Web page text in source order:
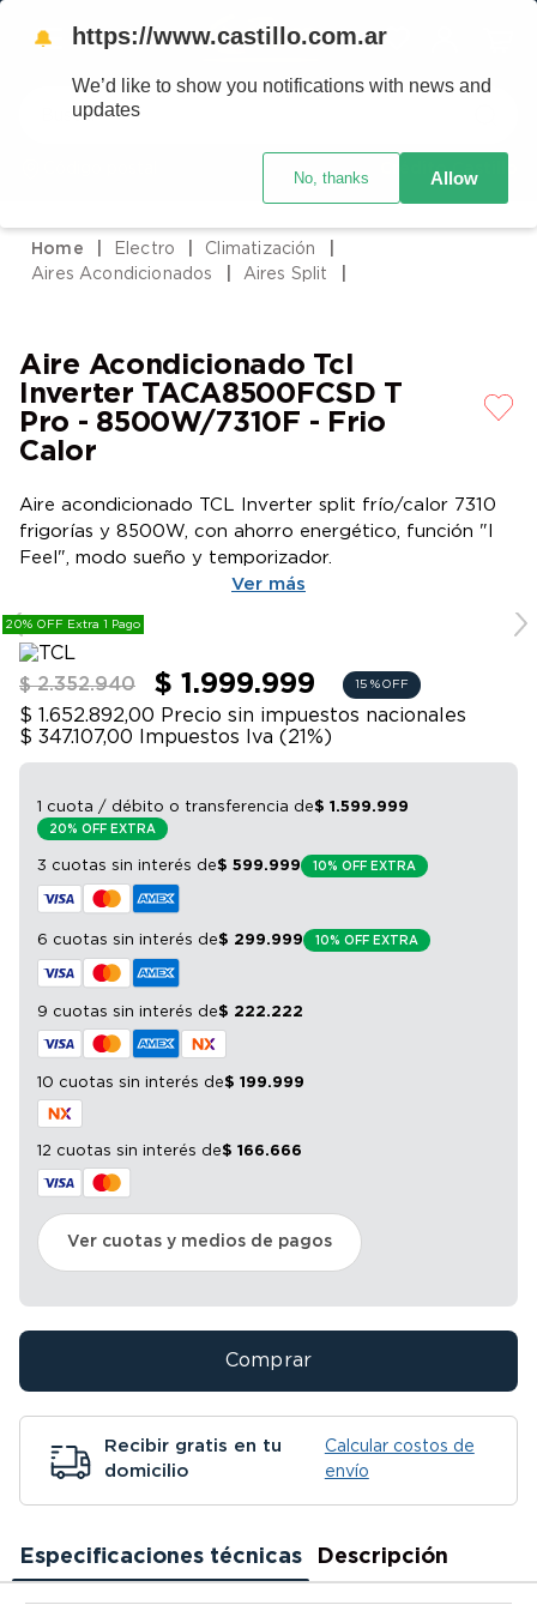
Buscar
Crédito Castillo
Electro
Climatización
Aires Acondicionados
Aires Split
Aire Acondicionado Tcl
Inverter TACA8500FCSD T
Pro - 8500W/7310F - Frio
Calor
Aire acondicionado TCL Inverter split frío/calor 7310
frigorías y 8500W, con ahorro energético, función "I
Feel", modo sueño y temporizador.
Ver más
20% OFF Extra 1 Pago
$ 2.352.940 $ 1.999.999 15 % OFF
$ 1.652.892,00 Precio sin impuestos nacionales
$ 347.107,00
Impuestos Iva (21%)
1 cuota / débito o transferencia de$ 1 .599.999
20% OFF EXTRA
3 cuotas sin interés de$ 599.999 10% OFF EXTRA
6 cuotas sin interés de$ 299.999 10% OFF EXTRA
9 cuotas sin interés de$ 222.222
10 cuotas sin interés de$ 199.999
12 cuotas sin interés de$ 166.666
Ver cuotas y medios de pagos
Comprar
Recibir gratis en tu
domicilio
Calcular costos de
envío
Especificaciones técnicas Descripción
2.
heladera
5.
colchones
6.
cocina
8
aire acondicionado
9.
bicicleta
🔔 https://www.castillo.com.ar
We’d like to show you notifications with news and
updates
No, thanks Allow